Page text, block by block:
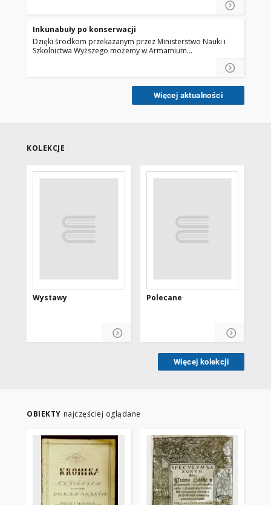
którego podłożem drukarskim jest pergamin. Do tej pory
obiekt nie był udostępniany ze względu na bardzo zły stan
zachowania. …
Inkunabuły po konserwacji
Dzięki środkom przekazanym przez Ministerstwo Nauki i
Szkolnictwa Wyższego możemy w Armamium
Więcej aktualności
KOLEKCJE
Wystawy Polecane
Więcej kolekcji
OBIEKTY najczęściej oglądane